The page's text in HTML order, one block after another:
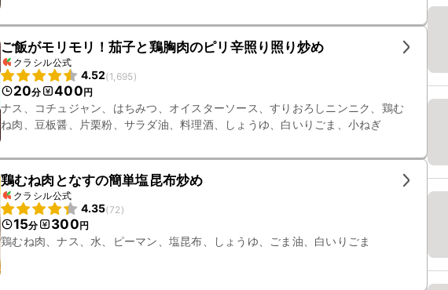
ご飯がモリモリ！茄子と鶏胸肉のピリ辛照り照り炒め
クラシル公式
4.52(1,695)
20分 400円
ナス、コチュジャン、はちみつ、オイスターソース、すりおろしニンニク、鶏む
ね肉、豆板醤、片栗粉、サラダ油、料理酒、しょうゆ、白いりごま、小ねぎ
鶏むね肉となすの簡単塩昆布炒め
クラシル公式
4.35(72 )
15分 300円
鶏むね肉、ナス、水、ピーマン、塩昆布、しょうゆ、ごま油、白いりごま